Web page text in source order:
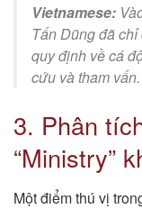
Vietnamese:
Tấn Dũng đã
quy định về cá
cứu và tham vấn.
3. Phân
“Ministry”
Một điểm thú vị